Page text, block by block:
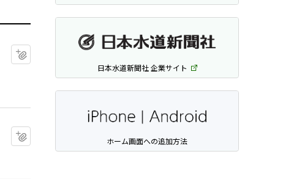
マイクリップに追加
日本水道新聞社 企業サイト
ホーム画面への追加方法